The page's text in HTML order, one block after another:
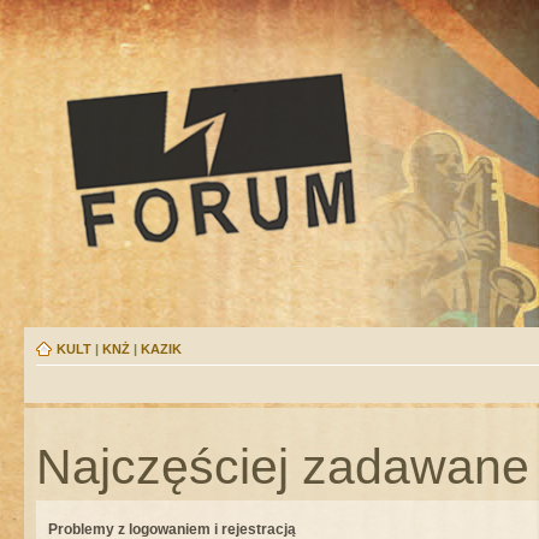
KULT | KNŻ | KAZIK
Najczęściej
Problemy z logowaniem i rejestracją